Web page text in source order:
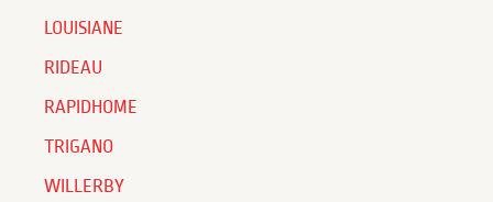
LOUISIANE
RIDEAU
RAPIDHOME
TRIGANO
WILLERBY